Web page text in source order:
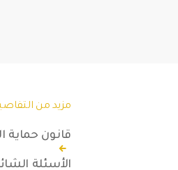
مزيد من
قانون حماية
الأسئلة